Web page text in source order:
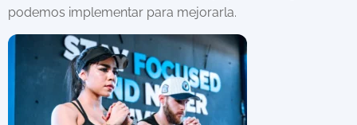
podemos implementar para mejorarla.